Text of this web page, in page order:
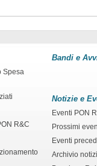
Spesa
R&C
Bandi e
Notizie e
Eventi PON
Prossimi
Eventi
Archivio